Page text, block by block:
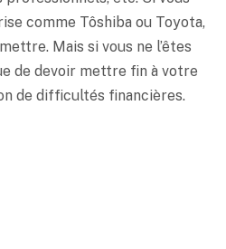
comme Tôshiba ou Toyota,
Mais si vous ne l’êtes
de devoir mettre fin à votre
de difficultés financières.